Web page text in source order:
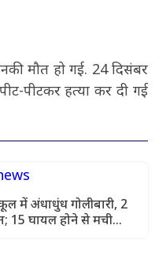
मौत हो गई. 24 दिसंबर
पीटकर हत्या कर दी गई
में अंधाधुंध गोलीबारी, 2
15 घायल होने से मची